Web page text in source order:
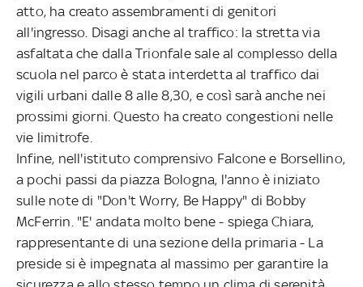
atto, ha creato assembramenti di genitori
all'ingresso. Disagi anche al traffico: la stretta via
asfaltata che dalla Trionfale sale al complesso della
scuola nel parco è stata interdetta al traffico dai
vigili urbani dalle 8 alle 8,30, e così sarà anche nei
prossimi giorni. Questo ha creato congestioni nelle
vie limitrofe.
Infine, nell'istituto comprensivo Falcone e Borsellino,
a pochi passi da piazza Bologna, l'anno è iniziato
sulle note di "Don't Worry, Be Happy" di Bobby
McFerrin. "E' andata molto bene - spiega Chiara,
rappresentante di una sezione della primaria - La
preside si è impegnata al massimo per garantire la